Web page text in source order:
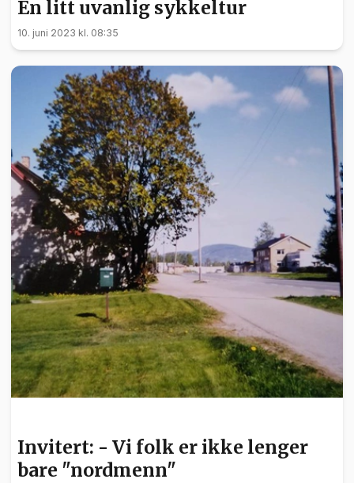
En litt uvanlig sykkeltur
10. juni 2023 kl. 08:35
Invitert: - Vi folk er ikke lenger
bare "nordmenn"